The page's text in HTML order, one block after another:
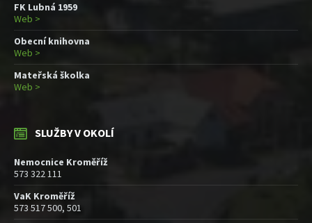
FK Lubná 1959
Web >
Obecní knihovna
Web >
Mateřská školka
Web >
SLUŽBY V OKOLÍ
Nemocnice Kroměříž
573 322 111
VaK Kroměříž
573 517 500, 501